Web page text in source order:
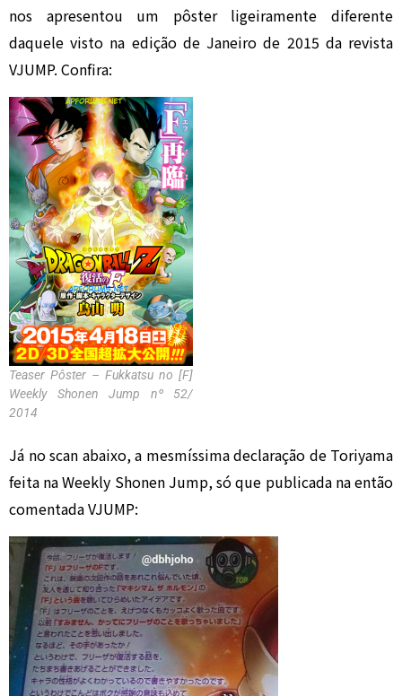
nos apresentou um pôster ligeiramente diferente
daquele visto na edição de Janeiro de 2015 da revista
VJUMP. Confira:
Teaser Pôster – Fukkatsu no [F]
Weekly Shonen Jump nº 52/
2014
Já no scan abaixo, a mesmíssima declaração de Toriyama
feita na Weekly Shonen Jump, só que publicada na então
comentada VJUMP: